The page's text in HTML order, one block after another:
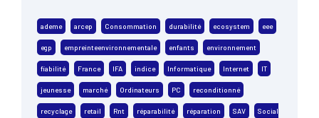
ademe arcep Consommation durabilité ecosystem eee
egp empreinteenvironnementale enfants environnement
fiabilité France IFA indice Informatique Internet IT
jeunesse marché Ordinateurs PC reconditionné
recyclage retail Rnt réparabilité réparation SAV Social